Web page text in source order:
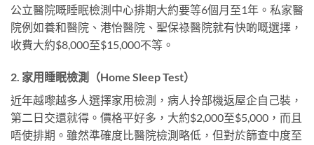
公立醫院嘅睡眠檢測中心排期大約要等6個月至1年。私家醫
院例如養和醫院、港怡醫院、聖保祿醫院就有快啲嘅選擇，
收費大約$8,000至$15,000不等。
2. 家用睡眠檢測（Home Sleep Test）
近年越嚟越多人選擇家用檢測，病人拎部機返屋企自己裝，
第二日交還就得。價格平好多，大約$2,000至$5,000，而且
唔使排期。雖然準確度比醫院檢測略低，但對於篩查中度至